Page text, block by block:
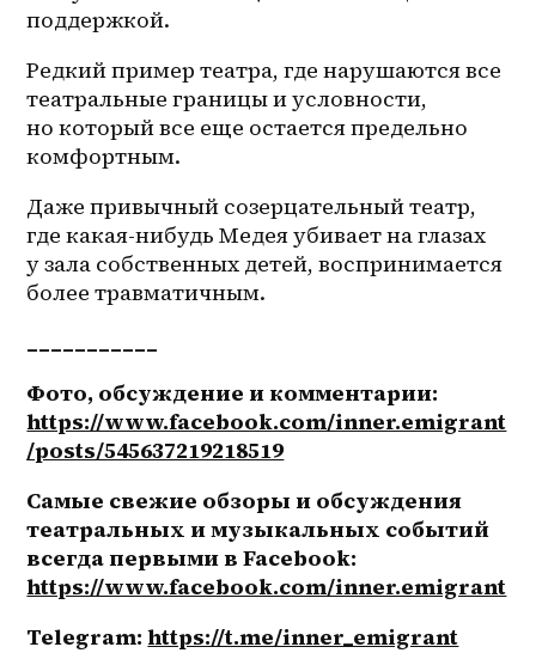
поддержкой.
Редкий пример театра, где нарушаются все
театральные границы и условности,
но который все еще остается предельно
комфортным.
Даже привычный созерцательный театр,
где какая-нибудь Медея убивает на глазах
у зала собственных детей, воспринимается
более травматичным.
___________
https://www.facebook.com/inner.emigrant
/posts/545637219218519
Самые свежие обзоры и обсуждения
театральных и музыкальных событий
https://www.facebook.com/inner.emigrant
Telegram: https://t.me/inner_emigrant